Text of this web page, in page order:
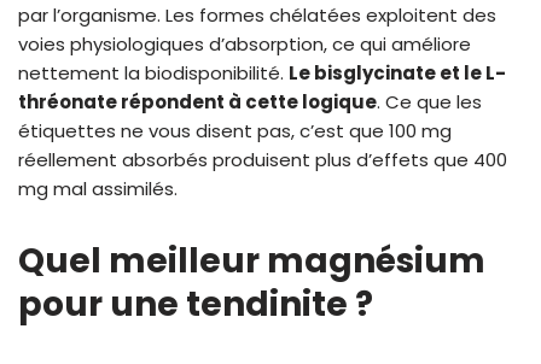
par l’organisme. Les formes chélatées exploitent des
voies physiologiques d’absorption, ce qui améliore
nettement la biodisponibilité. Le bisglycinate et le L-
thréonate répondent à cette logique. Ce que les
étiquettes ne vous disent pas, c’est que 100 mg
réellement absorbés produisent plus d’effets que 400
mg mal assimilés.
Quel meilleur magnésium
pour une tendinite ?